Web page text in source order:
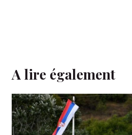
A lire également